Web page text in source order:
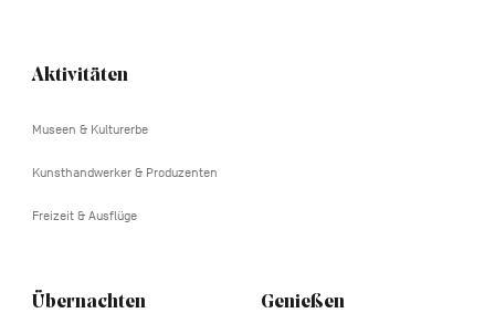
Navigation
Aktivitäten
Museen & Kulturerbe
Kunsthandwerker & Produzenten
Freizeit & Ausflüge
Übernachten Genießen